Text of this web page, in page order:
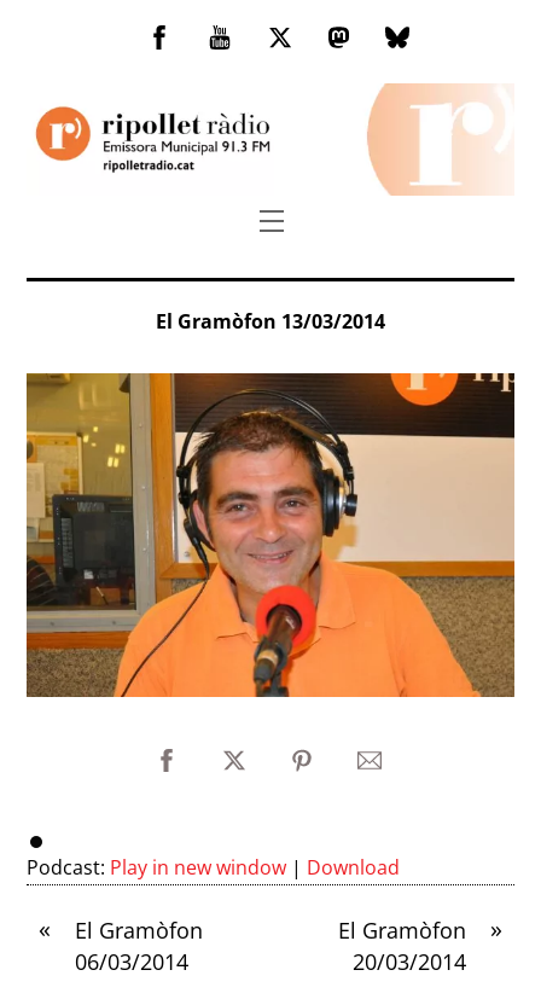
Facebook
You
TwitterMastodonBluesky
Menu
El Gramòfon 13/03/2014
Podcast: Play in new window | Download
«
El Gramòfon
06/03/2014
»
El Gramòfon
20/03/2014